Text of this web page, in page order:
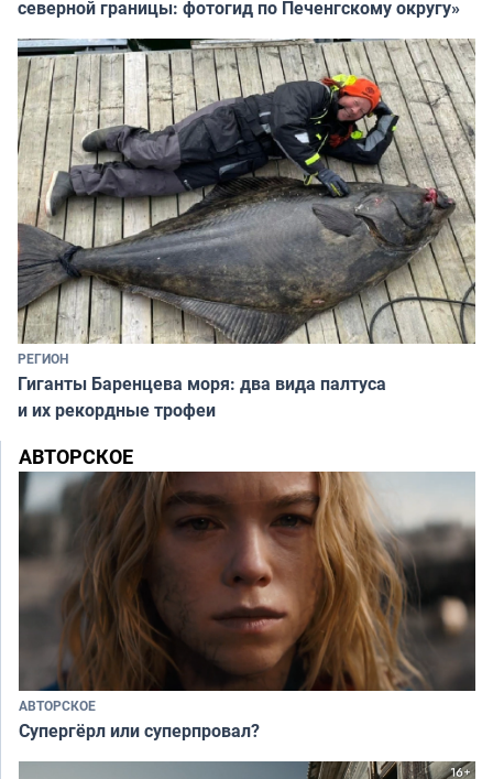
северной границы: фотогид по Печенгскому округу»
РЕГИОН
Гиганты Баренцева моря: два вида палтуса
и их рекордные трофеи
АВТОРСКОЕ
АВТОРСКОЕ
Супергёрл или суперпровал?